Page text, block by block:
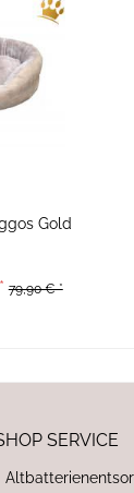
Gold
79,90 € *
SERVICE